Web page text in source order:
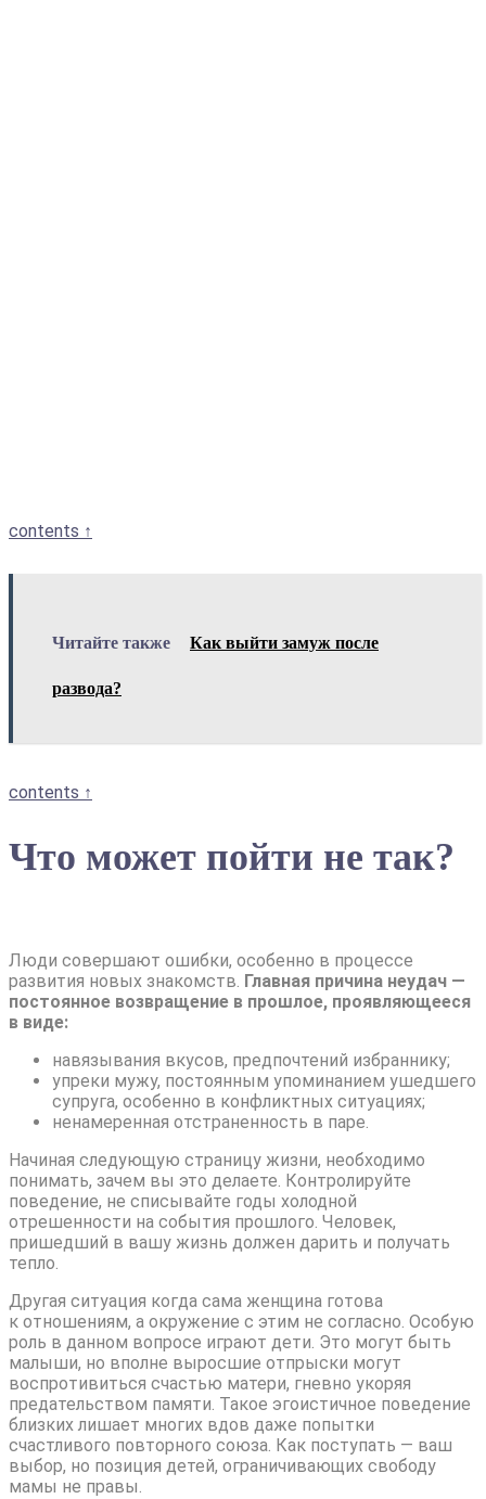
contents ↑
Читайте также Как выйти замуж после
развода?
contents ↑
Что может пойти не так?
Люди совершают ошибки, особенно в процессе
развития новых знакомств. Главная причина неудач —
постоянное возвращение в прошлое, проявляющееся
в виде:
навязывания вкусов, предпочтений избраннику;
упреки мужу, постоянным упоминанием ушедшего
супруга, особенно в конфликтных ситуациях;
ненамеренная отстраненность в паре.
Начиная следующую страницу жизни, необходимо
понимать, зачем вы это делаете. Контролируйте
поведение, не списывайте годы холодной
отрешенности на события прошлого. Человек,
пришедший в вашу жизнь должен дарить и получать
тепло.
Другая ситуация когда сама женщина готова
к отношениям, а окружение с этим не согласно. Особую
роль в данном вопросе играют дети. Это могут быть
малыши, но вполне выросшие отпрыски могут
воспротивиться счастью матери, гневно укоряя
предательством памяти. Такое эгоистичное поведение
близких лишает многих вдов даже попытки
счастливого повторного союза. Как поступать — ваш
выбор, но позиция детей, ограничивающих свободу
мамы не правы.